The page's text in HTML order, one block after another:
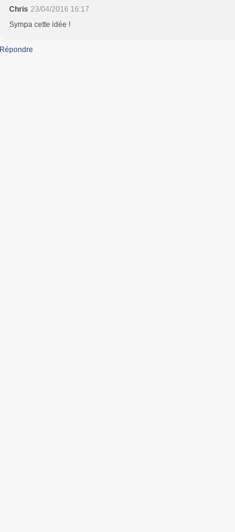
Chris 23/04/2016 16:17
Sympa cette idée !
Répondre